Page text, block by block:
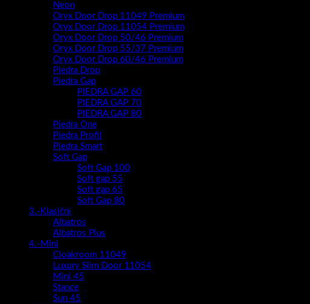
Neon
Oryx Door Drop 11049 Premium
Oryx Door Drop 11054 Premium
Oryx Door Drop 50/46 Premium
Oryx Door Drop 55/37 Premium
Oryx Door Drop 60/46 Premium
Piedra Drop
Piedra Gap
PIEDRA GAP 60
PIEDRA GAP 70
PIEDRA GAP 80
Piedra One
Piedra Profil
Piedra Smart
Soft Gap
Soft Gap 100
Soft gap 55
Soft gap 65
Soft Gap 80
3.-Klasični
Albatros
Albatros Plus
4.-Mini
Cloakroom 11049
Luxury Slim Door 11054
Mini 45
Stance
Sun 45